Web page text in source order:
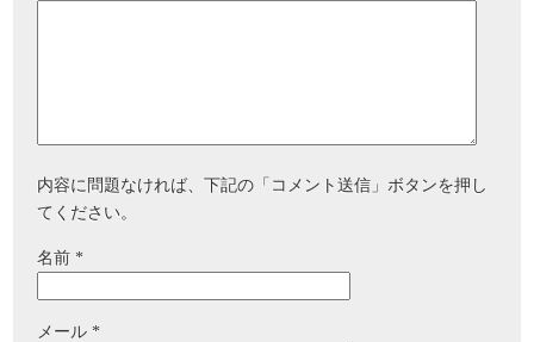
内容に問題なければ、下記の「コメント送信」ボタンを押し
てください。
名前*
メール*